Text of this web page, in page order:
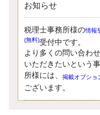
松村文子と湘南ＢＵ
また最近、税理士試験の
けることおおくなりまし
し込み受け付け開始にな
ね。勉強したが、中途半
受験が無駄に思っている
うです。まず、私ならダ
に、全力で勝負してみたい
更新:2017年5月1日(神奈川県藤沢
---------------------
お知らせ
税理士事務所様の情報
(無料)受付中です。
より多くの問い合わ
いただきたいという
所様には、
掲載オプショ
ございます。